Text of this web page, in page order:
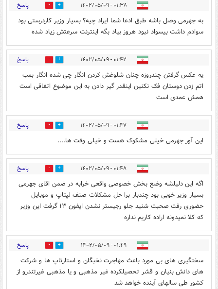
۰۱:۳۸ - ۱۴۰۲/۰۵/۰۹ 2 پاسخ
به جهرمی وصل باشه طبق ادعا شما ایراد چیه‌؟ بسیار وزیر کاردرستی بود
سوادم داشت بیسواد نبود هروز بیاد بگه اینترنت سرعتش زیاد شده
۰۱:۴۲ - ۱۴۰۲/۰۵/۰۹ 1 پاسخ
یه عکس گرفتن چندروزه چنان شلوغش کردن انگار چی شده انگار بمب
اتم زدن دوستان فک نکنین اینقدر گیر دادن به این موضوع اتفاقی است
همش عمدی است
۰۱:۴۷ - ۱۴۰۲/۰۵/۰۹ 1 پاسخ
این آور جهرمی خیلی مشکوک هست و خیلی وقت ها....
۰۱:۴۸ - ۱۴۰۲/۰۵/۰۹ 0 پاسخ
اگه این دلیلشه وضع بخش خصوصی واقعی خرابه در ضمن اقای جهرمی
بسیار وزیر خوبی بود چندبار برا حل مشکلات صنف لپتاپ و موبایل
حضوری رفت صحبت شنید جلو رجیستر نشدن ایفون ۱۳ گرفت این وزیر
که کلا نمیدونه اراده کاریم نداره
۰۱:۴۹ - ۱۴۰۲/۰۵/۰۹ 0 پاسخ
سختگیری های بی مورد باعث مهاجرت نخبگان و استارتاپ ها و شرکت
های دانش بنیان و قشر تحصیلکرده غیر مذهبی و یا مذهبی غیرتندرو از
کشور طی سالهای آینده خواهد شد